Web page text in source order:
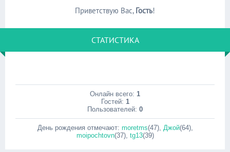
Приветствую Вас, Гость!
СТАТИСТИКА
Онлайн всего: 1
Гостей: 1
Пользователей: 0
День рождения отмечают: moretms(47), Джой(64),
moipochtovn(37), tg13(39)